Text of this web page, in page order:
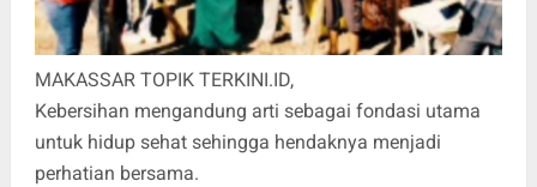
MAKASSAR TOPIK TERKINI.ID,
Kebersihan mengandung arti sebagai fondasi utama
untuk hidup sehat sehingga hendaknya menjadi
perhatian bersama.